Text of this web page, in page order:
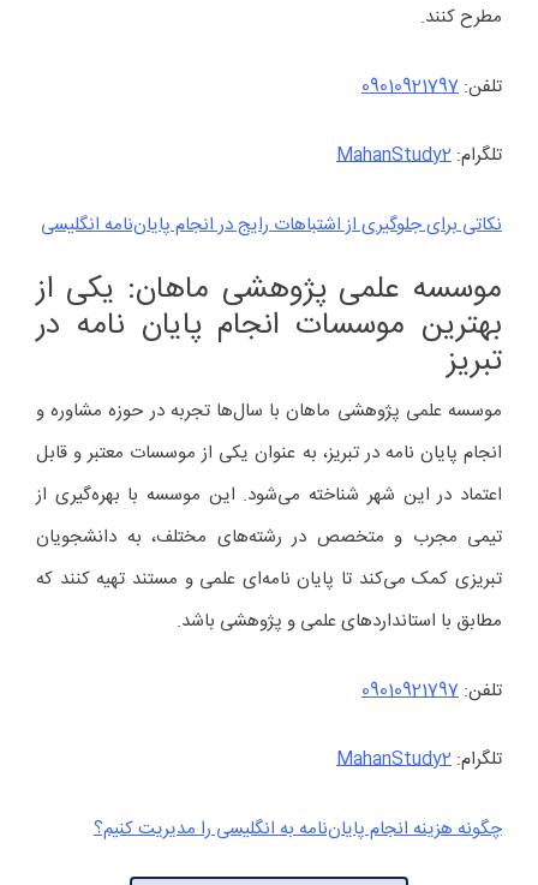
مطرح کنند.
تلفن: 09010921797
تلگرام: MahanStudy2
نکاتی برای جلوگیری از اشتباهات رایج در انجام پایان‌نامه‌ انگلیسی
موسسه علمی پژوهشی ماهان: یکی از
بهترین موسسات انجام پایان‌ نامه در
تبریز
موسسه علمی پژوهشی ماهان با سال‌ها تجربه در حوزه مشاوره و
انجام پایان‌ نامه در تبریز، به عنوان یکی از موسسات معتبر و قابل
اعتماد در این شهر شناخته می‌شود. این موسسه با بهره‌گیری از
تیمی مجرب و متخصص در رشته‌های مختلف، به دانشجویان
تبریزی کمک می‌کند تا پایان‌ نامه‌ای علمی و مستند تهیه کنند که
مطابق با استانداردهای علمی و پژوهشی باشد.
تلفن: 09010921797
تلگرام: MahanStudy2
چگونه هزینه‌ انجام پایان‌نامه به انگلیسی را مدیریت کنیم؟